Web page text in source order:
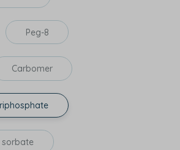
Peg-8
Carbomer
sorbate